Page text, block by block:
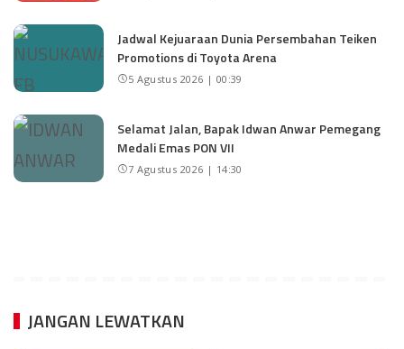
Jadwal Kejuaraan Dunia Persembahan Teiken
Promotions di Toyota Arena
5 Agustus 2026 | 00:39
Selamat Jalan, Bapak Idwan Anwar Pemegang
Medali Emas PON VII
7 Agustus 2026 | 14:30
JANGAN LEWATKAN